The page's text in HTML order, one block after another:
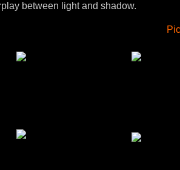
between light and shadow.